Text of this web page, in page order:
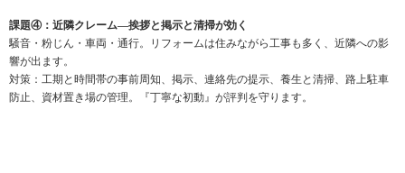
課題④：近隣クレーム—挨拶と掲示と清掃が効く
騒音・粉じん・車両・通行。リフォームは住みながら工事も多く、近隣への影
響が出ます。
対策：工期と時間帯の事前周知、掲示、連絡先の提示、養生と清掃、路上駐車
防止、資材置き場の管理。『丁寧な初動』が評判を守ります。